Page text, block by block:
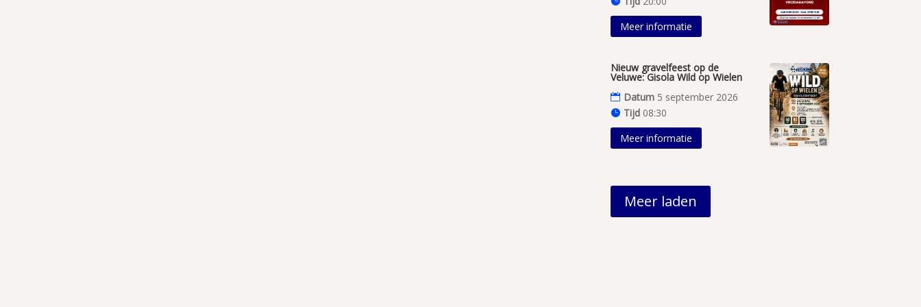
Meer informatie
Nieuw gravelfeest op de
Veluwe: Gisola Wild op Wielen
Datum 5 september 2026
Tijd 08:30
Meer informatie
Meer laden